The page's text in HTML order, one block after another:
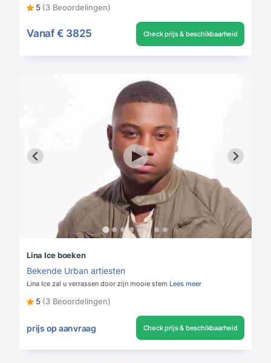
5 (3 Beoordelingen)
Vanaf € 3825 Check prijs & beschikbaarheid
Lina Ice boeken
Bekende Urban artiesten
Lina Ice zal u verrassen door zijn mooie stem Lees meer
5 (3 Beoordelingen)
prijs op aanvraag Check prijs & beschikbaarheid